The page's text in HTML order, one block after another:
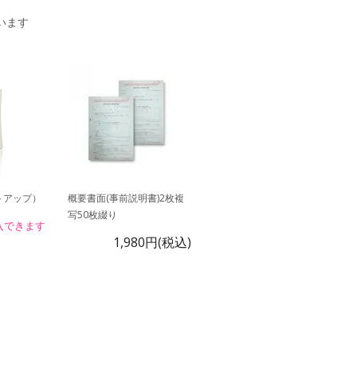
ます
ップ）
できます
概要書面(事前説明書)2枚複
写50枚綴り
1,980円(税込)